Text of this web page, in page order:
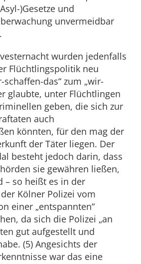
)Gesetze und
unvermeidbar
wurden jedenfalls
Flüchtlingspolitik neu
das“ zum „wir-
glaubte, unter Flüchtlingen
geben, die sich zur
auch
könnten, für den mag der
der Täter liegen. Der
besteht jedoch darin, dass
sie gewähren ließen,
– so heißt es in der
Kölner Polizei vom
einer „entspannten“
da sich die Polizei „an
gut aufgestellt und
(5) Angesichts der
war das eine